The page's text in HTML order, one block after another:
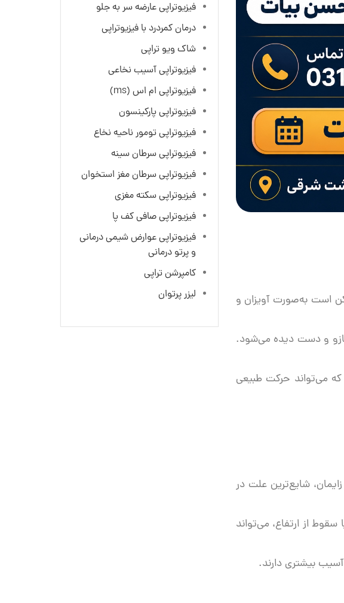
است به‌صورت آویزان و
و دست دیده می‌شود.
می‌تواند حرکت طبیعی
شایع‌ترین علت در
از ارتفاع، می‌تواند
بیشتری دارند.
فیزیوتراپی عارضه سر به جلو
درمان کمردرد با فیزیوتراپی
شاک ویو تراپی
فیزیوتراپی آسیب نخاعی
فیزیوتراپی ام اس (ms)
فیزیوتراپی پارکینسون
فیزیوتراپی تومور ناحیه نخاع
فیزیوتراپی سرطان سینه
فیزیوتراپی سرطان مغز استخوان
فیزیوتراپی سکته مغزی
فیزیوتراپی صافی کف پا
فیزیوتراپی عوارض شیمی درمانی
و پرتو درمانی
کامپرشن تراپی
لیزر پرتوان